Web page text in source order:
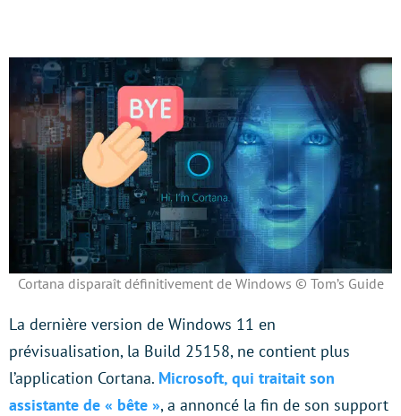
Cortana disparaît définitivement de Windows © Tom’s Guide
La dernière version de Windows 11 en
prévisualisation, la Build 25158, ne contient plus
l’application Cortana. Microsoft, qui traitait son
assistante de « bête », a annoncé la fin de son support